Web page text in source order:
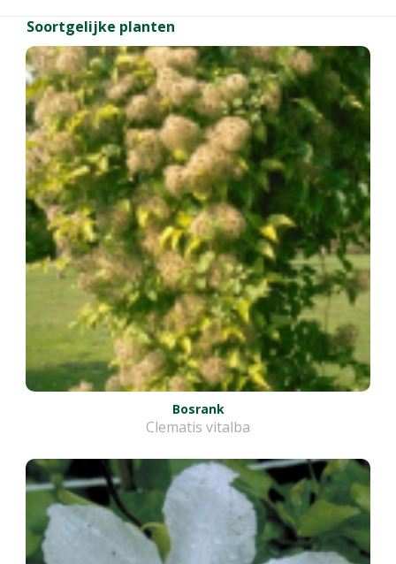
Soortgelijke planten
Bosrank
Clematis vitalba